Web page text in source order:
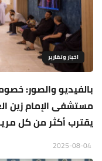
اخبار وتقارير
بالفيديو والصور:
مستشفى الإمام زين
يقترب أكثر من كل